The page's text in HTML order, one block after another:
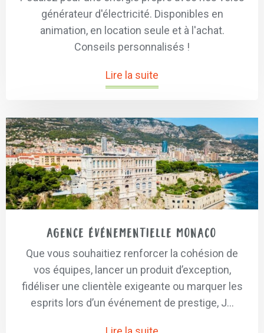
générateur d'électricité. Disponibles en
animation, en location seule et à l'achat.
Conseils personnalisés !
Lire la suite
Agence événementielle Monaco
Que vous souhaitiez renforcer la cohésion de
vos équipes, lancer un produit d’exception,
fidéliser une clientèle exigeante ou marquer les
esprits lors d’un événement de prestige, J...